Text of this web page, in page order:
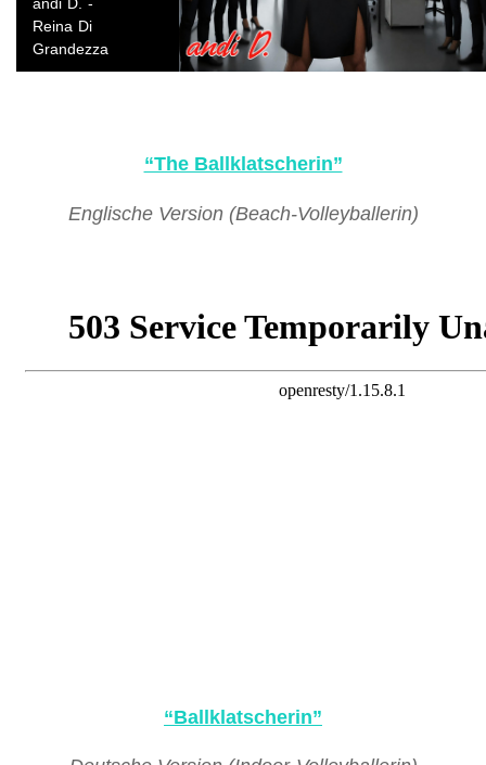
“The Ballklatscherin”
Englische Version (Beach-Volleyballerin)
“Ballklatscherin”